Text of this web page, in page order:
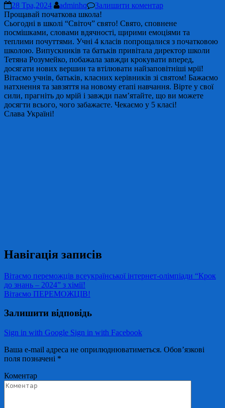
28 Тра,2024 adminhq
Залишити коментар
Прощавай початкова школа!
Сьогодні в школі “Світоч” свято! Свято, сповнене
посмішками, словами вдячності, щирими емоціями та
теплими почуттями. Учні 4 класів попрощалися з початковою
школою. Випускників та батьків привітала директор школи
Тетяна Розумейко, побажала завжди крокувати вперед,
досягати нових вершин та втілювати найзаповітніші мрії!
Вітаємо учнів, батьків, класних керівників зі святом! Бажаємо
натхнення та завзяття на новому етапі навчання. Вірте у свої
сили, прагніть до мрій і завжди пам’ятайте, що ви можете
досягти всього, чого забажаєте. Чекаємо у 5 класі!
Слава Україні!
Навігація записів
Вітаємо переможців всеукраїнської інтернет-олімпіади “Крок
до знань – 2024” з хімії!
Вітаємо ПЕРЕМОЖЦІВ!
Залишити відповідь
Sign in with Google Sign in with Facebook
Ваша e-mail адреса не оприлюднюватиметься. Обов’язкові
поля позначені *
Коментар